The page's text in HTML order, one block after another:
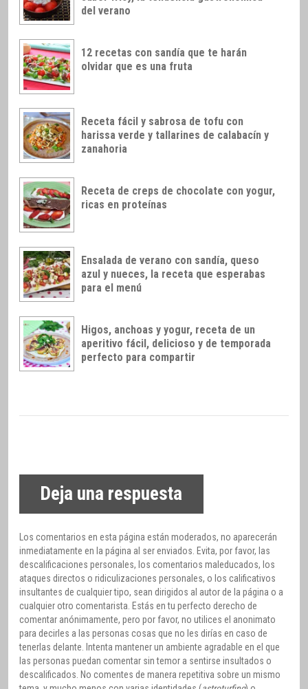
del verano
12 recetas con sandía que te harán
olvidar que es una fruta
Receta fácil y sabrosa de tofu con
harissa verde y tallarines de calabacín y
zanahoria
Receta de creps de chocolate con yogur,
ricas en proteínas
Ensalada de verano con sandía, queso
azul y nueces, la receta que esperabas
para el menú
Higos, anchoas y yogur, receta de un
aperitivo fácil, delicioso y de temporada
perfecto para compartir
Deja una respuesta
Los comentarios en esta página están moderados, no aparecerán
inmediatamente en la página al ser enviados. Evita, por favor, las
descalificaciones personales, los comentarios maleducados, los
ataques directos o ridiculizaciones personales, o los calificativos
insultantes de cualquier tipo, sean dirigidos al autor de la página o a
cualquier otro comentarista. Estás en tu perfecto derecho de
comentar anónimamente, pero por favor, no utilices el anonimato
para decirles a las personas cosas que no les dirías en caso de
tenerlas delante. Intenta mantener un ambiente agradable en el que
las personas puedan comentar sin temor a sentirse insultados o
descalificados. No comentes de manera repetitiva sobre un mismo